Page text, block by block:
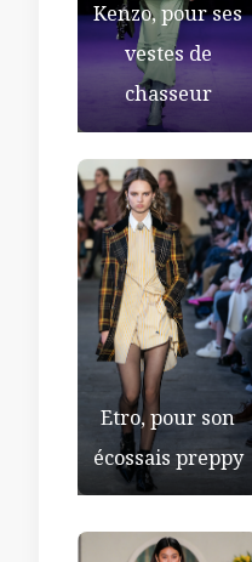
Kenzo, pour ses
vestes de
chasseur
Etro, pour son
écossais preppy